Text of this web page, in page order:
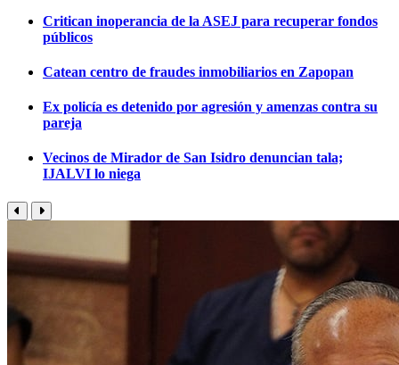
Critican inoperancia de la ASEJ para recuperar fondos
públicos
Catean centro de fraudes inmobiliarios en Zapopan
Ex policía es detenido por agresión y amenzas contra su
pareja
Vecinos de Mirador de San Isidro denuncian tala;
IJALVI lo niega